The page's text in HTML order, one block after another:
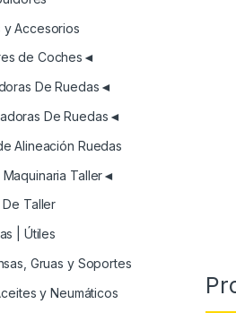
y Accesorios
de Coches◄
De Ruedas◄
De Ruedas◄
Alineación Ruedas
Taller◄
De Taller
| Útiles
Gruas y Soportes
y Neumáticos